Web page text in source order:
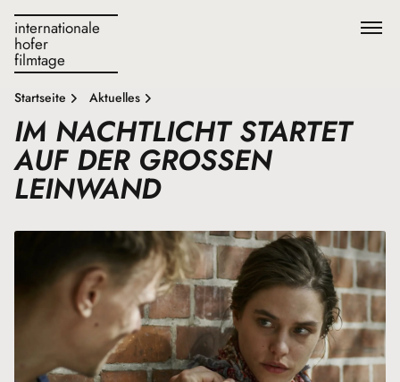
internationale
hofer
filmtage
Startseite Aktuelles
IM NACHTLICHT STARTET
AUF DER GROSSEN L
EINWAND